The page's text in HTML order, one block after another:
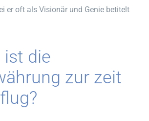
er oft als Visionär und Genie betitelt
ist die
zur zeit